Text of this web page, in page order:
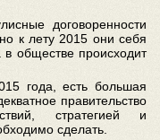
договоренности
к лету 2015 они себя
в обществе происходит
года, есть большая
правительство
стратегией и
сделать.